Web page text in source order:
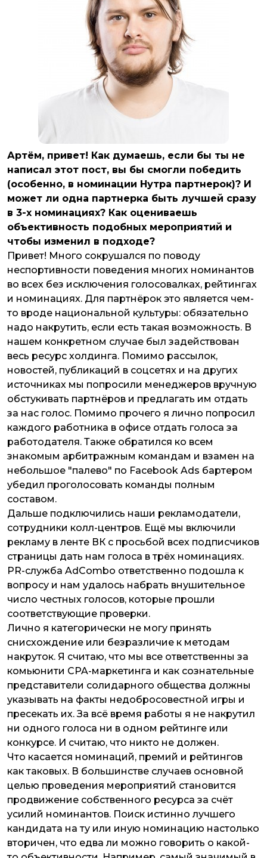
Артём, привет! Как думаешь, если бы ты не
написал этот пост, вы бы смогли победить
(особенно, в номинации Нутра партнерок)? И
может ли одна партнерка быть лучшей сразу
в 3-х номинациях? Как оцениваешь
объективность подобных мероприятий и
чтобы изменил в подходе?
Привет! Много сокрушался по поводу
неспортивности поведения многих номинантов
во всех без исключения голосовалках, рейтингах
и номинациях. Для партнёрок это является чем-
то вроде национальной культуры: обязательно
надо накрутить, если есть такая возможность. В
нашем конкретном случае был задействован
весь ресурс холдинга. Помимо рассылок,
новостей, публикаций в соцсетях и на других
источниках мы попросили менеджеров вручную
обстукивать партнёров и предлагать им отдать
за нас голос. Помимо прочего я лично попросил
каждого работника в офисе отдать голоса за
работодателя. Также обратился ко всем
знакомым арбитражным командам и взамен на
небольшое "палево" по Facebook Ads бартером
убедил проголосовать команды полным
составом.
Дальше подключились наши рекламодатели,
сотрудники колл-центров. Ещё мы включили
рекламу в ленте ВК с просьбой всех подписчиков
страницы дать нам голоса в трёх номинациях.
PR-служба AdCombo ответственно подошла к
вопросу и нам удалось набрать внушительное
число честных голосов, которые прошли
соответствующие проверки.
Лично я категорически не могу принять
снисхождение или безразличие к методам
накруток. Я считаю, что мы все ответственны за
комьюнити CPA-маркетинга и как сознательные
представители солидарного общества должны
указывать на факты недобросовестной игры и
пресекать их. За всё время работы я не накрутил
ни одного голоса ни в одном рейтинге или
конкурсе. И считаю, что никто не должен.
Что касается номинаций, премий и рейтингов
как таковых. В большинстве случаев основной
целью проведения мероприятий становится
продвижение собственного ресурса за счёт
усилий номинантов. Поиск истинно лучшего
кандидата на ту или иную номинацию настолько
вторичен, что едва ли можно говорить о какой-